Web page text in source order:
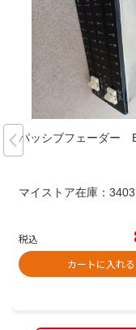
パッシブフェーダー
マイストア在庫： 3403
税込
カートに入れる